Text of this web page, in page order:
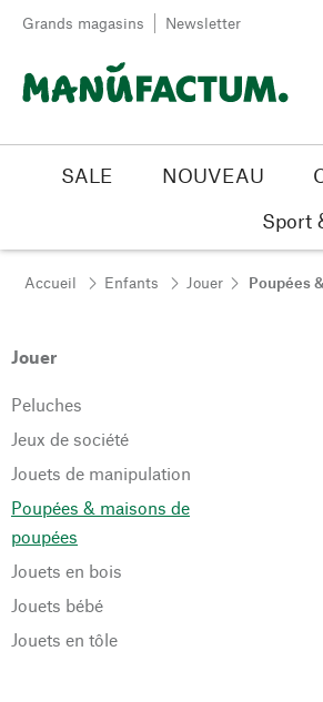
Passer au contenu
Grands magasins Newsletter
SALE NOUVEAU
Sport
Accueil Enfants Jouer Poupées
Jouer
Peluches
Jeux de société
Jouets de manipulation
Poupées & maisons de
poupées
Jouets en bois
Jouets bébé
Jouets en tôle